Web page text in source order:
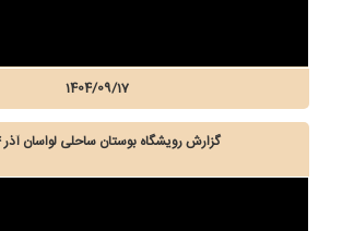
1404/09/17
گزارش رویشگاه بوستان ساحلی لواسان آذر 1404